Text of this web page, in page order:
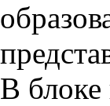
В блоке